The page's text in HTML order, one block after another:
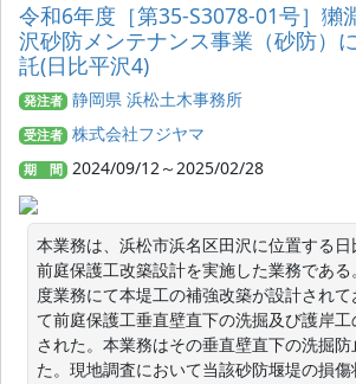
令和6年度［第35‐S3078‐01号］獺
沢砂防メンテナンス事業（砂防）
託(日比平沢4)
発注者 静岡県 浜松土木事務所
受注者 株式会社フジヤマ
期 間 2024/09/12～2025/02/28
本業務は、浜松市浜名区田沢に位置する
前庭保護工改築設計を実施した業務であ
度業務にて本堤工の補強改築が設計され
て前庭保護工垂直壁直下の洗掘及び護岸
された。本業務はその垂直壁直下の洗掘
た。現地調査において当該砂防堰堤の損